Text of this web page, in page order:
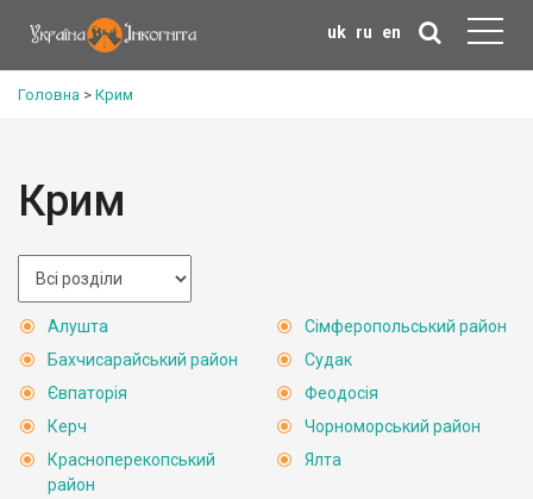
uk ru en
Головна > Крим
Крим
Алушта
Бахчисарайський район
Євпаторія
Керч
Красноперекопський
район
Сімферопольський район
Судак
Феодосія
Чорноморський район
Ялта